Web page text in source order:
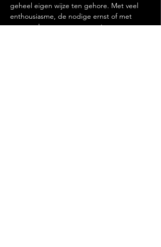
geheel eigen wijze ten gehore. Met veel
enthousiasme, de nodige ernst of met
gepaste humor, meerstemmig en